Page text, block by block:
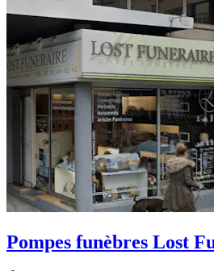
Pompes funèbres Lost